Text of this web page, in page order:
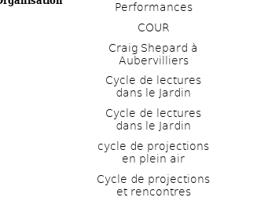
Performances
COUR
Craig Shepard à
Aubervilliers
Cycle de lectures
dans le Jardin
Cycle de lectures
dans le Jardin
cycle de projections
en plein air
Cycle de projections
et rencontres